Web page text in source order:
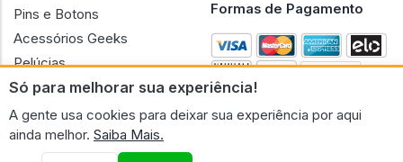
Só para melhorar sua experiência!
A gente usa cookies para deixar sua experiência por aqui
ainda melhor. Saiba Mais.
Pins e Botons
Acessórios Geeks
Pelúcias
Bonecas
Formas de Pagamento